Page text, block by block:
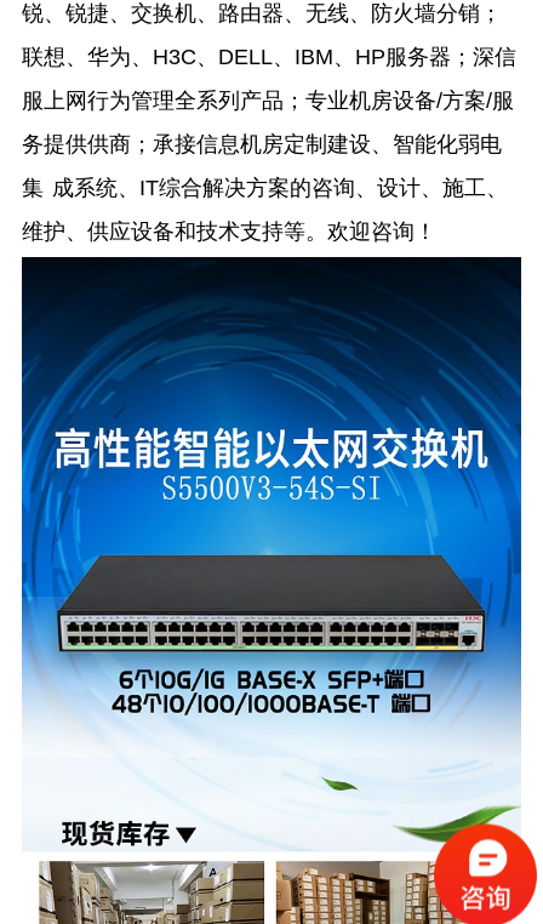
锐、锐捷、交换机、路由器、无线、防火墙分销；
联想、华为、H3C、DELL、IBM、HP服务器；深信
服上网行为管理全系列产品；专业机房设备/方案/服
务提供供商；承接信息机房定制建设、智能化弱电
集 成系统、IT综合解决方案的咨询、设计、施工、
维护、供应设备和技术支持等。欢迎咨询！